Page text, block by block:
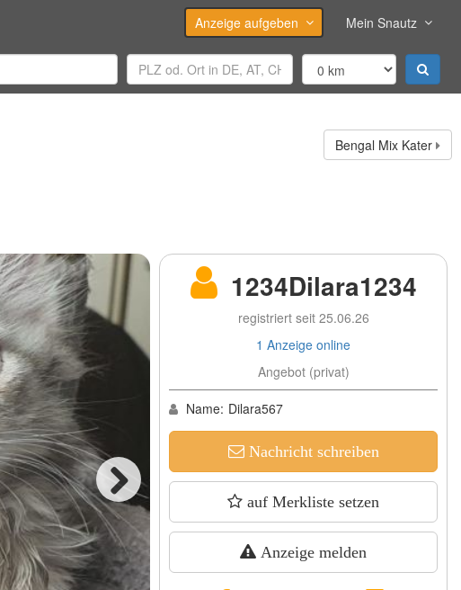
Anzeige aufgeben Mein Snautz
Bengal Mix Kater
Next
1234Dilara1234
registriert seit 25.06.26
1 Anzeige online
Angebot (privat)
Name: Dilara567
Nachricht schreiben
auf Merkliste setzen
Anzeige melden